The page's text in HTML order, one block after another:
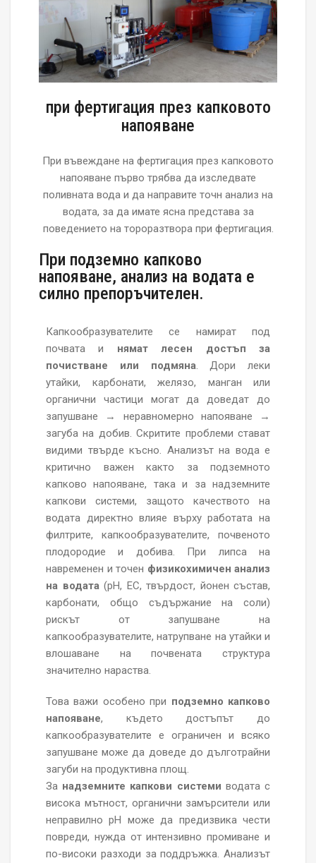
при фертигация през капковото
напояване
При въвеждане на фертигация през капковото
напояване първо трябва да изследвате
поливната вода и да направите точн анализ на
водата, за да имате ясна представа за
поведението на тороразтвора при фертигация.
При подземно капково
напояване, анализ на водата е
силно препоръчителен.
Капкообразувателите се намират под
почвата и нямат лесен достъп за
почистване или подмяна . Дори леки
утайки, карбонати, желязо, манган или
органични частици могат да доведат до
запушване → неравномерно напояване →
загуба на добив. Скритите проблеми стават
видими твърде късно. Анализът на вода е
критично важен както за подземното
капково напояване, така и за надземните
капкови системи, защото качеството на
водата директно влияе върху работата на
филтрите, капкообразувателите, почвеното
плодородие и добива. При липса на
навременен и точен физикохимичен анализ
на водата (pH, EC, твърдост, йонен състав,
карбонати, общо съдържание на соли)
рискът от запушване на
капкообразувателите, натрупване на утайки и
влошаване на почвената структура
значително нараства.
Това важи особено при подземно капково
напояване, където достъпът до
капкообразувателите е ограничен и всяко
запушване може да доведе до дълготрайни
загуби на продуктивна площ.
За надземните капкови системи водата с
висока мътност, органични замърсители или
неправилно pH може да предизвика чести
повреди, нужда от интензивно промиване и
по-високи разходи за поддръжка. Анализът